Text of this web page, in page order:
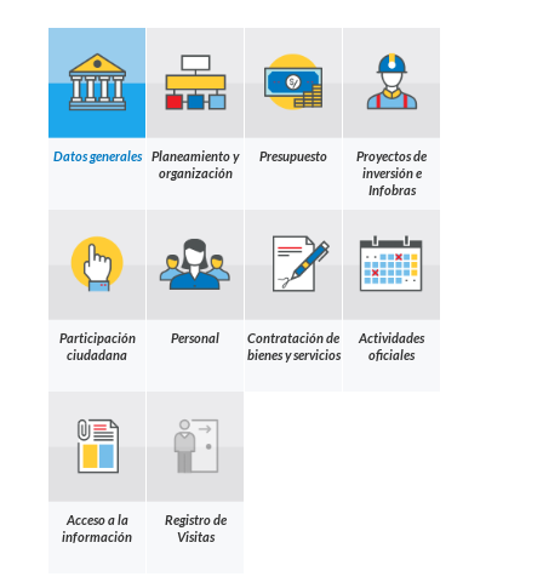
Datos generales
Planeamiento y
organización
Presupuesto
Proyectos de
inversión e
Infobras
Participación
ciudadana
Personal
Contratación de
bienes y servicios
Actividades
oficiales
Acceso a la
información
Registro de
Visitas